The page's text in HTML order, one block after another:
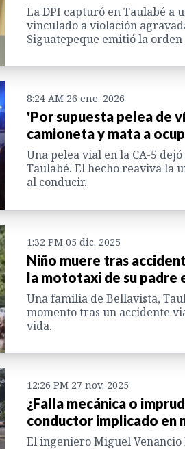
La DPI capturó en Taulabé a
vinculado a violación
Siguatepeque emitió la
8:24 AM 26 ene. 2026
'Por supuesta pelea de
camioneta y mata a
Una pelea vial en la CA-5
Taulabé. El hecho reaviva la
al conducir.
1:32 PM 05 dic. 2025
Niño muere tras
la mototaxi de su padre
Una familia de Bellavista,
momento tras un accidente
vida.
12:26 PM 27 nov. 2025
¿Falla mecánica o
conductor implicado en
El ingeniero Miguel